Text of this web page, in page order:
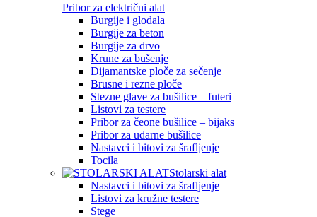
Pribor za električni alat
Burgije i glodala
Burgije za beton
Burgije za drvo
Krune za bušenje
Dijamantske ploče za sečenje
Brusne i rezne ploče
Stezne glave za bušilice – futeri
Listovi za testere
Pribor za čeone bušilice – bijaks
Pribor za udarne bušilice
Nastavci i bitovi za šrafljenje
Tocila
Stolarski alat
Nastavci i bitovi za šrafljenje
Listovi za kružne testere
Stege